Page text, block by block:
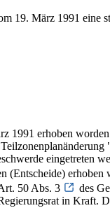
19. März 1991 eine
1991 erhoben
eingetreten
(Entscheide)
50 Abs. 3
des
in Kraft.